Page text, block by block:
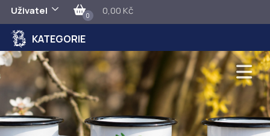
Uživatel 0 0,00 Kč
KATEGORIE